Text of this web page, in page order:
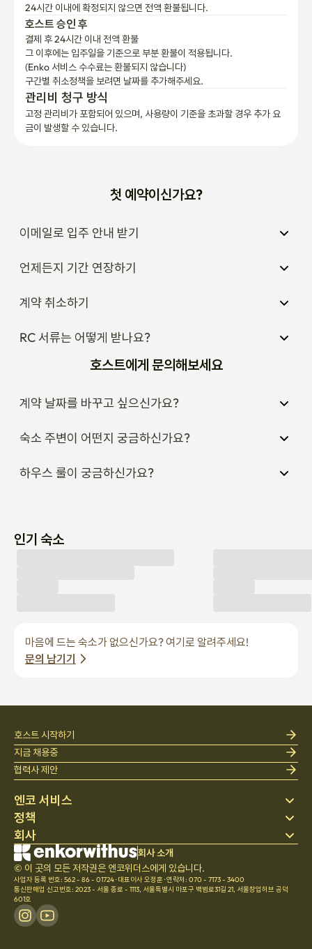
24시간 이내에 확정되지 않으면 전액 환불됩니다.
호스트 승인 후
결제 후 24시간 이내 전액 환불
그 이후에는 입주일을 기준으로 부분 환불이 적용됩니다.
(Enko 서비스 수수료는 환불되지 않습니다)
구간별 취소정책을 보려면 날짜를 추가해주세요.
관리비 청구 방식
고정 관리비가 포함되어 있으며, 사용량이 기준을 초과할 경우 추가 요
금이 발생할 수 있습니다.
첫 예약이신가요?
이메일로 입주 안내 받기
언제든지 기간 연장하기
계약 취소하기
RC 서류는 어떻게 받나요?
호스트에게 문의해보세요
계약 날짜를 바꾸고 싶으신가요?
숙소 주변이 어떤지 궁금하신가요?
하우스 룰이 궁금하신가요?
인기 숙소
마음에 드는 숙소가 없으신가요? 여기로 알려주세요!
문의 남기기
엔코 서비스
스테이 찾기
베딩
블로그
헬프 센터
정책
개인정보 처리방침
이용약관
취소 및 환불정책
회사
회사 소개
채용
팀문화
호스트 시작하기
지금 채용중
협력사 제안
회사 소개
© 이 곳의 모든 저작권은 엔코위더스에게 있습니다.
사업자 등록 번호: 562 - 86 - 01724·대표이사 오정훈 ·연락처: 070 - 7173 - 3400
통신판매업 신고번호: 2023 - 서울 종로 - 1113, 서울특별시 마포구 백범로31길 21, 서울창업허브 공덕
601호